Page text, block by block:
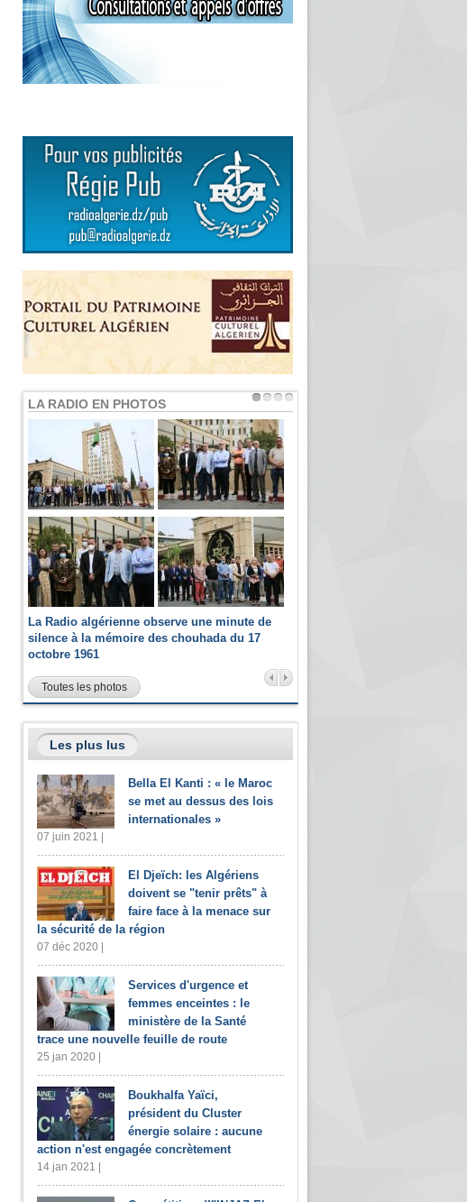
LA RADIO EN PHOTOS
La Radio algérienne observe une minute de
silence à la mémoire des chouhada du 17
octobre 1961
Toutes les photos
Les plus lus
Bella El Kanti : « le Maroc
se met au dessus des lois
internationales »
07 juin 2021 |
El Djeïch: les Algériens
doivent se "tenir prêts" à
faire face à la menace sur
la sécurité de la région
07 déc 2020 |
Services d'urgence et
femmes enceintes : le
ministère de la Santé
trace une nouvelle feuille de route
25 jan 2020 |
Boukhalfa Yaïci,
président du Cluster
énergie solaire : aucune
action n'est engagée concrètement
14 jan 2021 |